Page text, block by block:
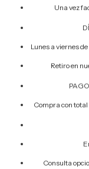
Una vez
Lunes a viernes
Retiro en
Compra con
Consulta